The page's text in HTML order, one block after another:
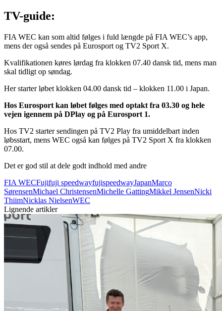
TV-guide:
FIA WEC kan som altid følges i fuld længde på FIA WEC’s app,
mens der også sendes på Eurosport og TV2 Sport X.
Kvalifikationen køres lørdag fra klokken 07.40 dansk tid, mens man
skal tidligt op søndag.
Her starter løbet klokken 04.00 dansk tid – klokken 11.00 i Japan.
Hos Eurosport kan løbet følges med optakt fra 03.30 og hele
vejen igennem på DPlay og på Eurosport 1.
Hos TV2 starter sendingen på TV2 Play fra umiddelbart inden
løbsstart, mens WEC også kan følges på TV2 Sport X fra klokken
07.00.
Det er god stil at dele godt indhold med andre
FIA WECFujifuji speedwayfujispeedwayJapanMarco
SørensenMichael ChristensenMichelle GattingMikkel JensenNicki
ThiimNicklas NielsenWEC
Lignende artikler